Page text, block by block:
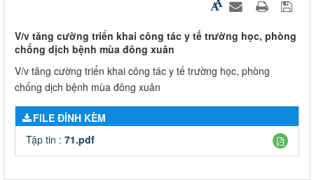
V/v tăng cường triển khai công tác y tế trường học, phòng
chống dịch bệnh mùa đông xuân
V/v tăng cường triển khai công tác y tế trường học, phòng
chống dịch bệnh mùa đông xuân
FILE ĐÍNH KÈM
Tập tin : 71.pdf